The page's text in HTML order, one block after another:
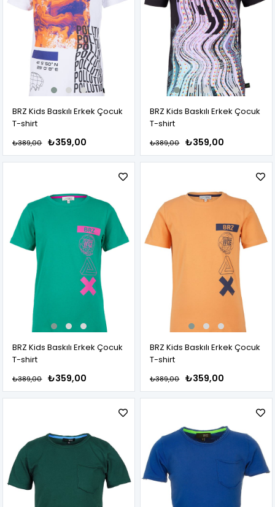
BRZ Kids Baskılı Erkek Çocuk
T-shirt
₺359,00
₺389,00
BRZ Kids Baskılı Erkek Çocuk
T-shirt
₺359,00
₺389,00
BRZ Kids Baskılı Erkek Çocuk
T-shirt
₺359,00
₺389,00
BRZ Kids Baskılı Erkek Çocuk
T-shirt
₺359,00
₺389,00